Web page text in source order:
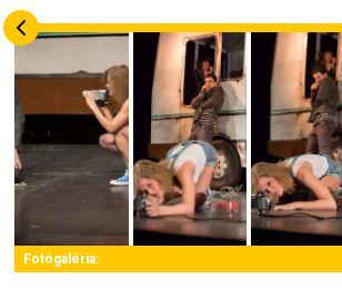
Fotógaléria: